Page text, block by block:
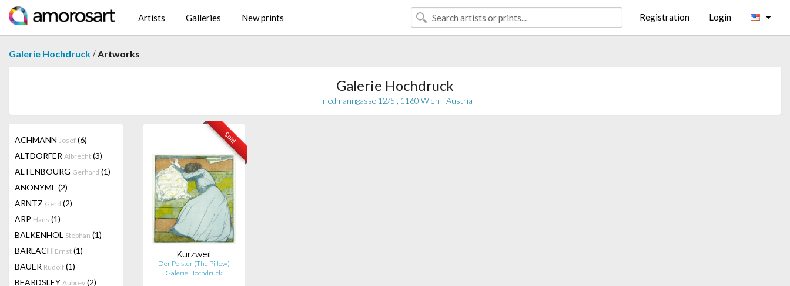
Artists Galleries New prints Registration Login
Galerie Hochdruck /Artworks
Galerie Hochdruck
Friedmanngasse 12/5 , 1160 Wien - Austria
ACHMANN Josef (6)
ALTDORFER Albrecht (3)
ALTENBOURG Gerhard (1)
ANONYME (2)
ARNTZ Gerd (2)
ARP Hans (1)
BALKENHOL Stephan (1)
BARLACH Ernst (1)
BAUER Rudolf (1)
BEARDSLEY Aubrey (2)
Sold
Kurzweil
Der Polster (The Pillow)
Galerie Hochdruck